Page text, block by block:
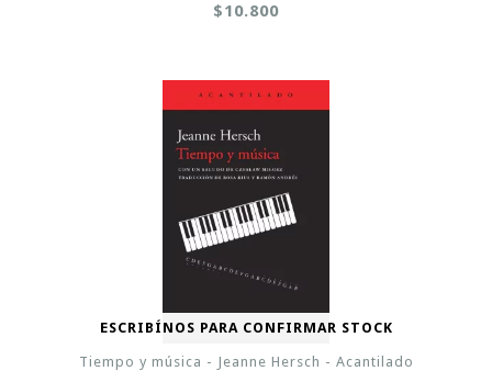
$10.800
ESCRIBÍNOS PARA CONFIRMAR STOCK
Tiempo y música - Jeanne Hersch - Acantilado